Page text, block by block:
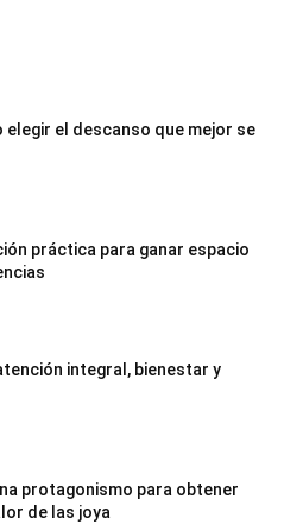
el descanso que mejor se
práctica para ganar espacio
integral, bienestar y
protagonismo para obtener
de las joya